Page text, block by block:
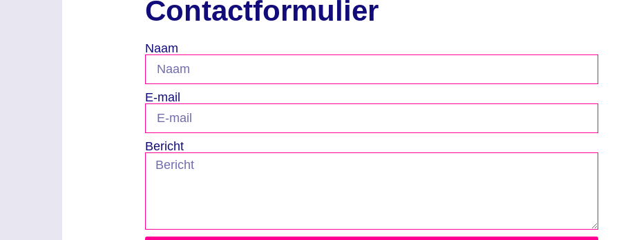
Contactformulier
Naam
E-mail
Bericht